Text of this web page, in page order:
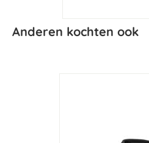
Anderen kochten ook